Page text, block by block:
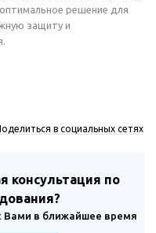
решение для
защиту и
в социальных сетях
консультация по
Вами в ближайшее время